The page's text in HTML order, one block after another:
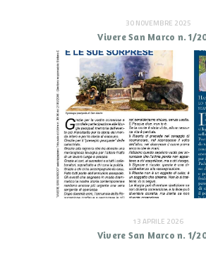
30 NOVEMBRE 2025
Vivere San Marco n. 1/
13 APRILE 2026
Vivere San Marco n. 1/